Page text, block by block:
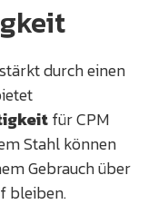
durch einen
für CPM
Stahl können
Gebrauch über
bleiben.